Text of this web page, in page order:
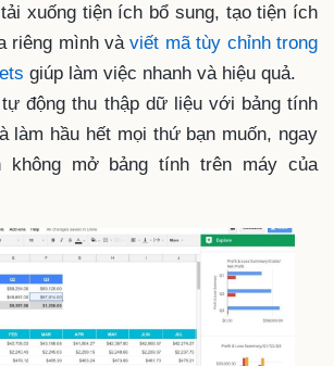
xuống tiện ích bổ sung, tạo tiện ích
riêng mình vàviết mã tùy chỉnh trong
giúp làm việc nhanh và hiệu quả.
động thu thập dữ liệu với bảng tính
làm hầu hết mọi thứ bạn muốn, ngay
không mở bảng tính trên máy của